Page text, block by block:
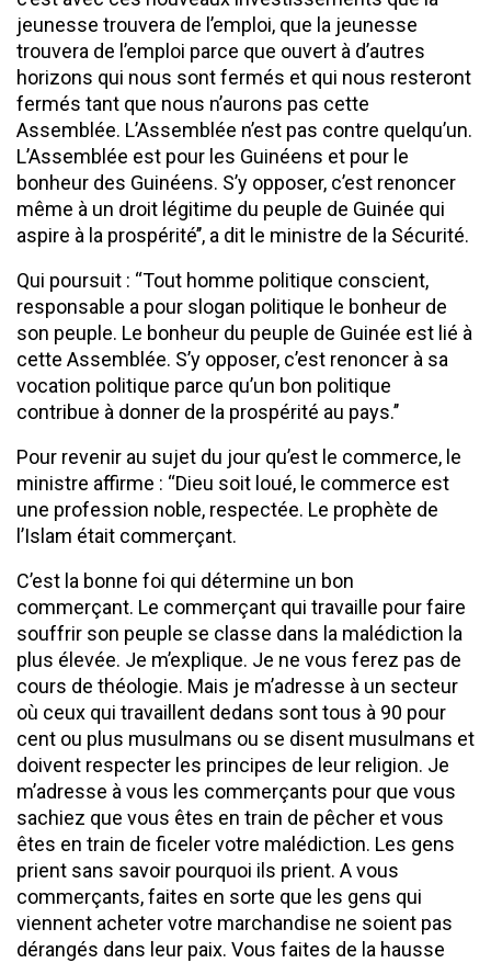
jeunesse trouvera de l’emploi, que la jeunesse
trouvera de l’emploi parce que ouvert à d’autres
horizons qui nous sont fermés et qui nous resteront
fermés tant que nous n’aurons pas cette
Assemblée. L’Assemblée n’est pas contre quelqu’un.
L’Assemblée est pour les Guinéens et pour le
bonheur des Guinéens. S’y opposer, c’est renoncer
même à un droit légitime du peuple de Guinée qui
aspire à la prospérité’’, a dit le ministre de la Sécurité.
Qui poursuit : ‘‘Tout homme politique conscient,
responsable a pour slogan politique le bonheur de
son peuple. Le bonheur du peuple de Guinée est lié à
cette Assemblée. S’y opposer, c’est renoncer à sa
vocation politique parce qu’un bon politique
contribue à donner de la prospérité au pays.’’
Pour revenir au sujet du jour qu’est le commerce, le
ministre affirme : ‘‘Dieu soit loué, le commerce est
une profession noble, respectée. Le prophète de
l’Islam était commerçant.
C’est la bonne foi qui détermine un bon
commerçant. Le commerçant qui travaille pour faire
souffrir son peuple se classe dans la malédiction la
plus élevée. Je m’explique. Je ne vous ferez pas de
cours de théologie. Mais je m’adresse à un secteur
où ceux qui travaillent dedans sont tous à 90 pour
cent ou plus musulmans ou se disent musulmans et
doivent respecter les principes de leur religion. Je
m’adresse à vous les commerçants pour que vous
sachiez que vous êtes en train de pêcher et vous
êtes en train de ficeler votre malédiction. Les gens
prient sans savoir pourquoi ils prient. A vous
commerçants, faites en sorte que les gens qui
viennent acheter votre marchandise ne soient pas
dérangés dans leur paix. Vous faites de la hausse